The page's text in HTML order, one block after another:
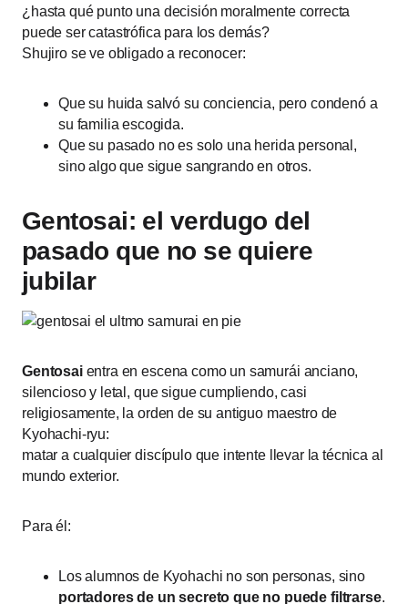
¿hasta qué punto una decisión moralmente correcta
puede ser catastrófica para los demás?
Shujiro se ve obligado a reconocer:
Que su huida salvó su conciencia, pero condenó a
su familia escogida.
Que su pasado no es solo una herida personal,
sino algo que sigue sangrando en otros.
Gentosai: el verdugo del
pasado que no se quiere
jubilar
Gentosaientra en escena como un samurái anciano,
silencioso y letal, que sigue cumpliendo, casi
religiosamente, la orden de su antiguo maestro de
Kyohachi-ryu:
matar a cualquier discípulo que intente llevar la técnica al
mundo exterior.
Para él:
Los alumnos de Kyohachi no son personas, sino
portadores de un secreto que no puede filtrarse.